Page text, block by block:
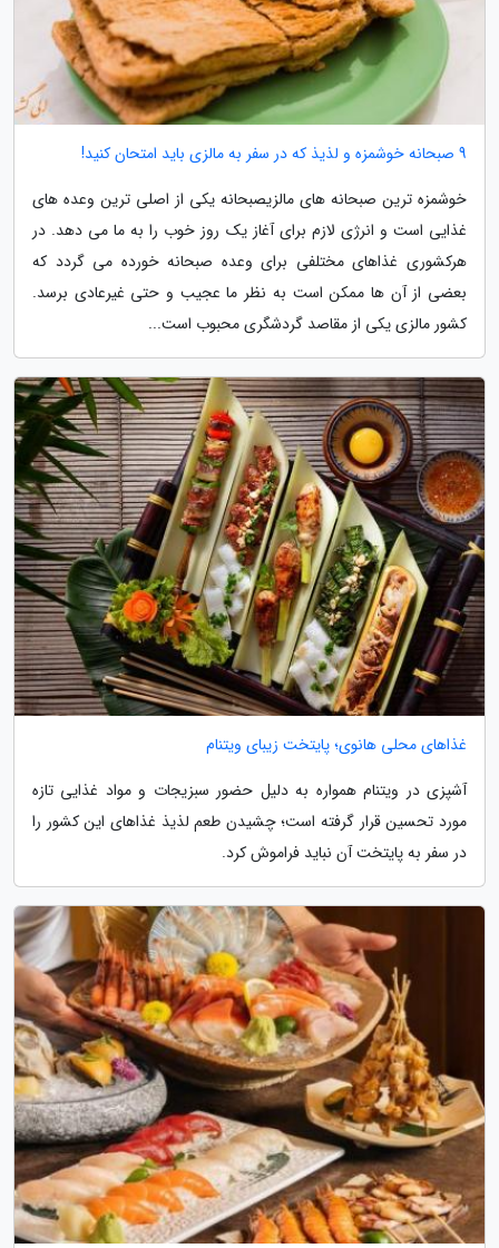
9 صبحانه خوشمزه و لذیذ که در سفر به مالزی باید امتحان کنید!
خوشمزه ترین صبحانه های مالزیصبحانه یکی از اصلی ترین وعده های
غذایی است و انرژی لازم برای آغاز یک روز خوب را به ما می دهد. در
هرکشوری غذاهای مختلفی برای وعده صبحانه خورده می گردد که
بعضی از آن ها ممکن است به نظر ما عجیب و حتی غیرعادی برسد.
کشور مالزی یکی از مقاصد گردشگری محبوب است...
غذاهای محلی هانوی؛ پایتخت زیبای ویتنام
آشپزی در ویتنام همواره به دلیل حضور سبزیجات و مواد غذایی تازه
مورد تحسین قرار گرفته است؛ چشیدن طعم لذیذ غذاهای این کشور را
در سفر به پایتخت آن نباید فراموش کرد.